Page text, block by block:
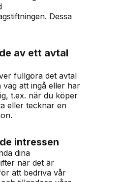
Dessa
av ett avtal
fullgöra det avtal
väg att ingå eller har
t.ex. när du köper
eller tecknar en
intressen
dina
när det är
att bedriva vår